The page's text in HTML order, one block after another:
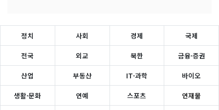
정치 사회 경제 국제
전국 외교 북한 금융·증권
산업 부동산 IT·과학 바이오
생활·문화 연예 스포츠 연재물